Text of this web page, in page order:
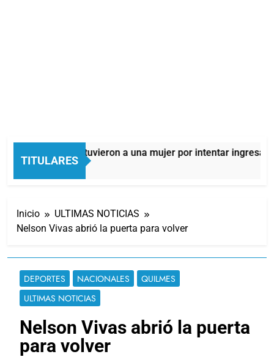
TITULARES
Quilmes: detuvieron a una mujer por intentar ingresar
3 Horas Atrás
Inicio
ULTIMAS NOTICIAS
Nelson Vivas abrió la puerta para volver
DEPORTES NACIONALES
QUILMES
ULTIMAS NOTICIAS
Nelson Vivas abrió la puerta
para volver